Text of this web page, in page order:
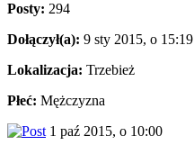
Posty: 294
Dołączył(a): 9 sty 2015, o 15:19
Lokalizacja: Trzebież
Płeć: Mężczyzna
1 paź 2015, o 10:00